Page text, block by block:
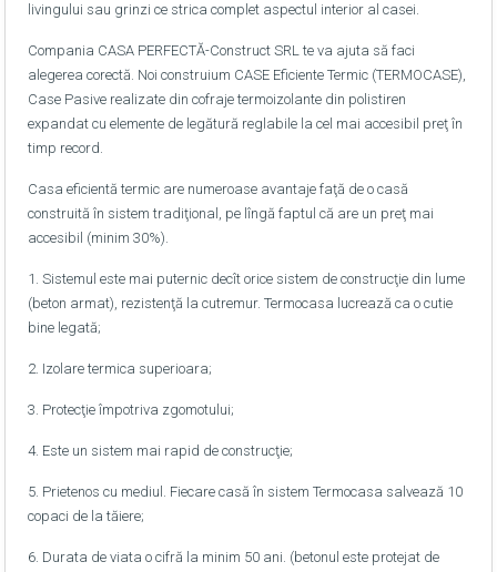
livingului sau grinzi ce strica complet aspectul interior al casei.
Compania CASA PERFECTĂ-Construct SRL te va ajuta să faci
alegerea corectă. Noi construium CASE Eficiente Termic (TERMOCASE),
Case Pasive realizate din cofraje termoizolante din polistiren
expandat cu elemente de legătură reglabile la cel mai accesibil preţ în
timp record.
Casa eficientă termic are numeroase avantaje faţă de o casă
construită în sistem tradiţional, pe lîngă faptul că are un preţ mai
accesibil (minim 30%).
1. Sistemul este mai puternic decît orice sistem de construcţie din lume
(beton armat), rezistenţă la cutremur. Termocasa lucrează ca o cutie
bine legată;
2. Izolare termica superioara;
3. Protecţie împotriva zgomotului;
4. Este un sistem mai rapid de construcţie;
5. Prietenos cu mediul. Fiecare casă în sistem Termocasa salvează 10
copaci de la tăiere;
6. Durata de viata o cifră la minim 50 ani. (betonul este protejat de